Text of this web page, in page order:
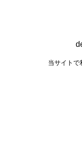
当サイトで